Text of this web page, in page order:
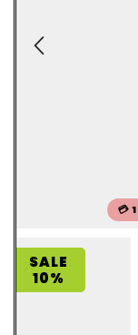
💳
SALE
10%